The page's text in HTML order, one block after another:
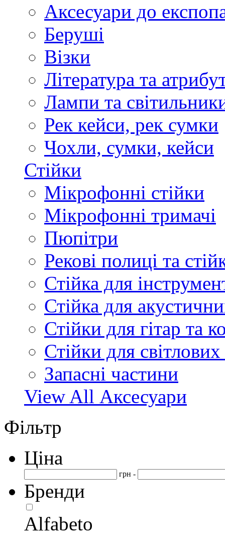
Аксесуари до
Беруші
Візки
Література та
Лампи та
Рек кейси, рек сумки
Чохли, сумки, кейси
Стійки
Мікрофонні стійки
Мікрофонні тримачі
Пюпітри
Рекові полиці та
Стійка для
Стійка для
Стійки для гітар та
Стійки для
Запасні частини
View All Аксесуари
Фільтр
Ціна
грн -
Бренди
Alfabeto